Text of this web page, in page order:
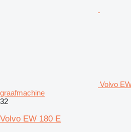
Volvo
graafmachine
32
Volvo EW 180 E